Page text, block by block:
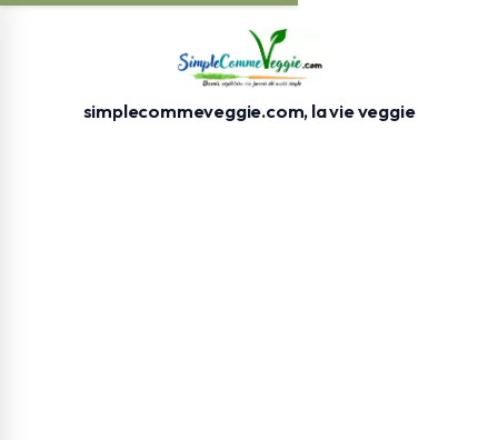
simplecommeveggie.com, la vie veggie